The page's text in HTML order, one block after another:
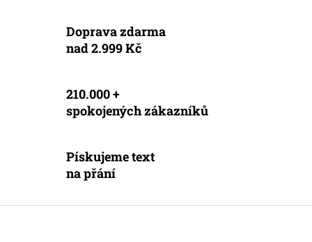
Doprava zdarma
nad 2.999 Kč
210.000 +
spokojených zákazníků
Pískujeme text
na přání
Z